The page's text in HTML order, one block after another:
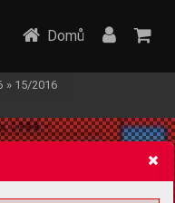
Domů
» 15/2016